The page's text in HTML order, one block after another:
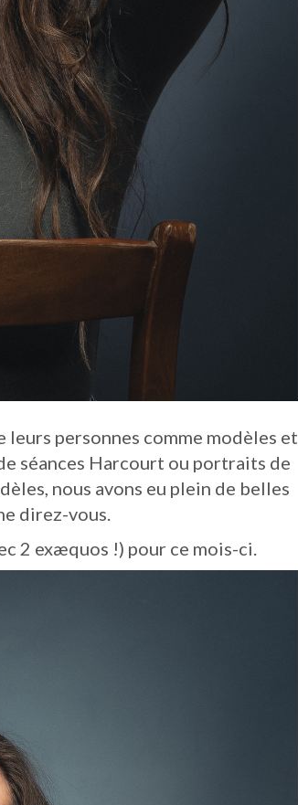
personnes comme modèles et
séances Harcourt ou portraits de
nous avons eu plein de belles
direz-vous.
2 exæquos !) pour ce mois-ci.